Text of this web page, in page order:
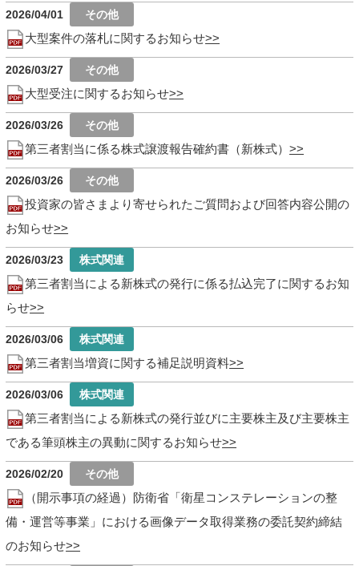
2026/04/01
大型案件の落札に関するお知らせ
2026/03/27
大型受注に関するお知らせ
2026/03/26
第三者割当に係る株式譲渡報告確約書（新株式）
2026/03/26
投資家の皆さまより寄せられたご質問および回答内容公開の
お知らせ
2026/03/23
第三者割当による新株式の発行に係る払込完了に関するお知
らせ
2026/03/06
第三者割当増資に関する補足説明資料
2026/03/06
第三者割当による新株式の発行並びに主要株主及び主要株主
である筆頭株主の異動に関するお知らせ
2026/02/20
（開示事項の経過）防衛省「衛星コンステレーションの整
備・運営等事業」における画像データ取得業務の委託契約締結
のお知らせ